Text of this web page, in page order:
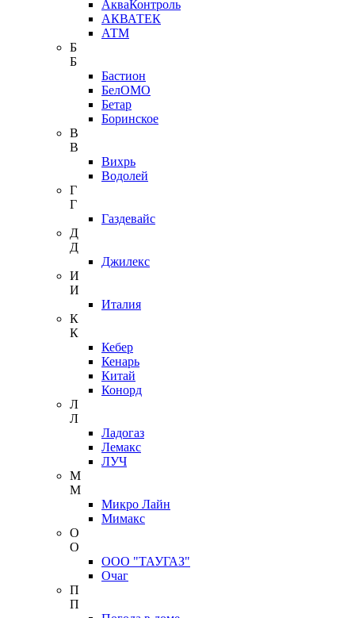
АкваКонтроль
АКВАТЕК
АТМ
Б
Б
Бастион
БелОМО
Бетар
Боринское
В
В
Вихрь
Водолей
Г
Г
Газдевайс
Д
Д
Джилекс
И
И
Италия
К
К
Кебер
Кенарь
Китай
Конорд
Л
Л
Ладогаз
Лемакс
ЛУЧ
М
М
Микро Лайн
Мимакс
О
О
ООО "ТАУГАЗ"
Очаг
П
П